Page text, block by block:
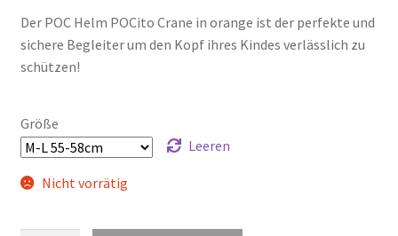
Der POC Helm POCito Crane in orange ist der perfekte und
sichere Begleiter um den Kopf ihres Kindes verlässlich zu
schützen!
Größe
Leeren
Nicht vorrätig